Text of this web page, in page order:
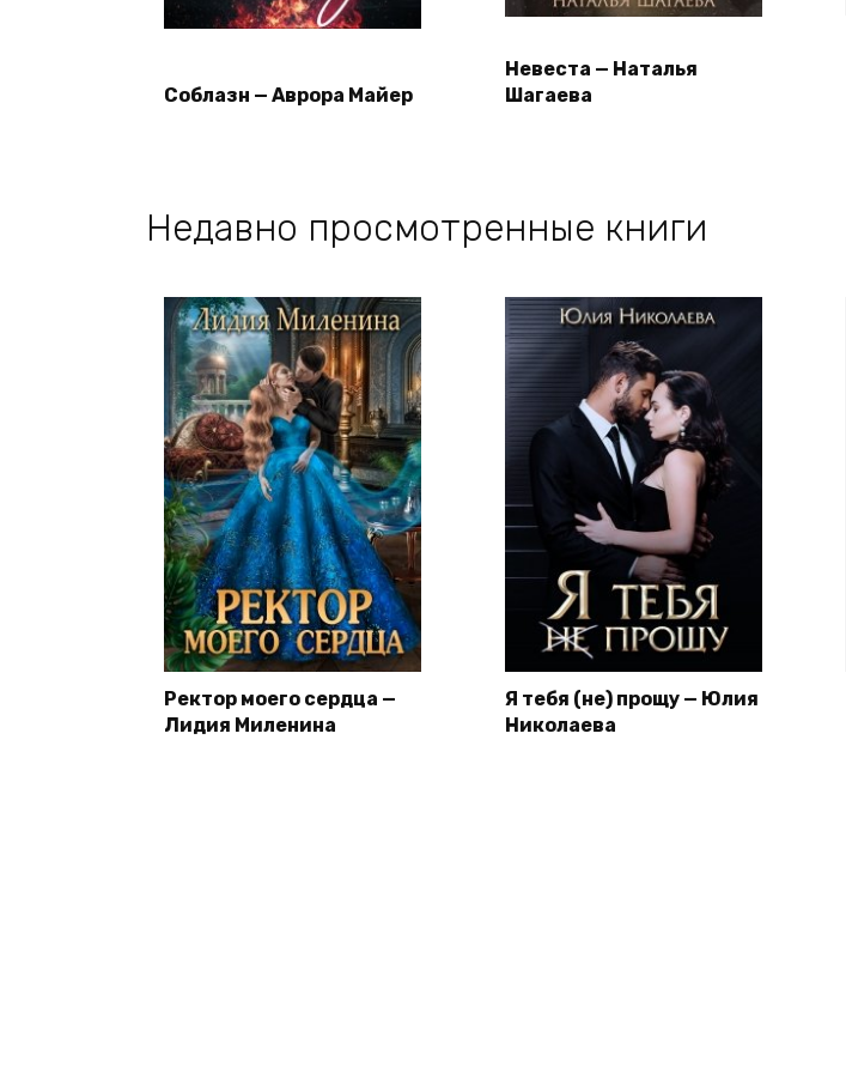
Соблазн — Аврора Майер
Невеста — Наталья
Шагаева
Недавно просмотренные книги
Ректор моего сердца —
Лидия Миленина
Я тебя (не) прощу — Юлия
Николаева